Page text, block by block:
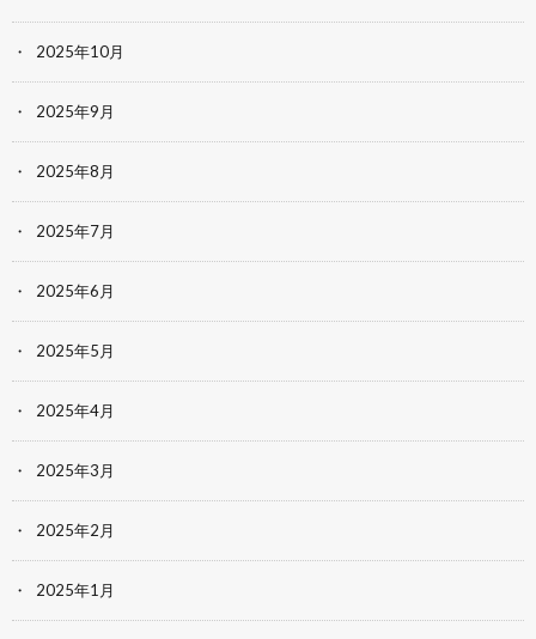
2025年10月
2025年9月
2025年8月
2025年7月
2025年6月
2025年5月
2025年4月
2025年3月
2025年2月
2025年1月